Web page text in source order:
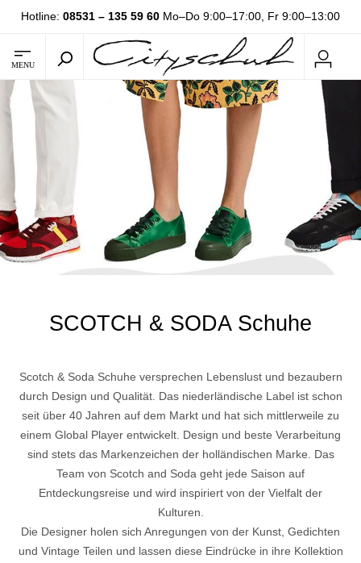
Hotline: 08531 – 135 59 60 Mo–Do 9:00–17:00, Fr 9:00–13:00
MENU
SCOTCH & SODA Schuhe
Scotch & Soda Schuhe versprechen Lebenslust und bezaubern
durch Design und Qualität. Das niederländische Label ist schon
seit über 40 Jahren auf dem Markt und hat sich mittlerweile zu
einem Global Player entwickelt. Design und beste Verarbeitung
sind stets das Markenzeichen der holländischen Marke. Das
Team von Scotch and Soda geht jede Saison auf
Entdeckungsreise und wird inspiriert von der Vielfalt der
Kulturen.
Die Designer holen sich Anregungen von der Kunst, Gedichten
und Vintage Teilen und lassen diese Eindrücke in ihre Kollektion